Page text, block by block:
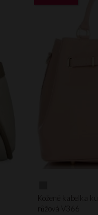
Kožené kabelka
růžová V366